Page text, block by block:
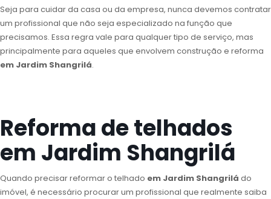
Seja para cuidar da casa ou da empresa, nunca devemos contratar
um profissional que não seja especializado na função que
precisamos. Essa regra vale para qualquer tipo de serviço, mas
principalmente para aqueles que envolvem construção e reforma
em Jardim Shangrilá.
Reforma de telhados
em Jardim Shangrilá
Quando precisar reformar o telhado em Jardim Shangrilá do
imóvel, é necessário procurar um profissional que realmente saiba